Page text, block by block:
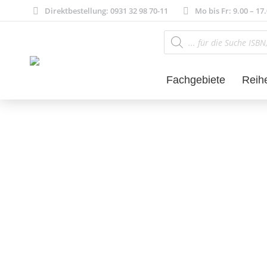
Direktbestellung: 0931 32 98 70-11 Mo bis Fr: 9.00 –
Products
search
Fachgebiete